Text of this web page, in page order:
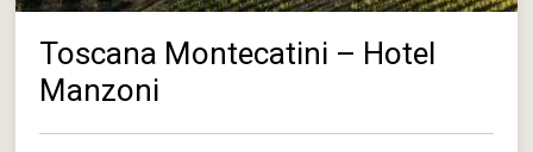
Toscana Montecatini – Hotel
Manzoni